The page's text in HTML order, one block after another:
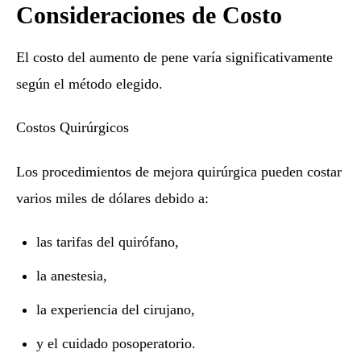
Consideraciones de Costo
El costo del aumento de pene varía significativamente
según el método elegido.
Costos Quirúrgicos
Los procedimientos de mejora quirúrgica pueden costar
varios miles de dólares debido a:
las tarifas del quirófano,
la anestesia,
la experiencia del cirujano,
y el cuidado posoperatorio.